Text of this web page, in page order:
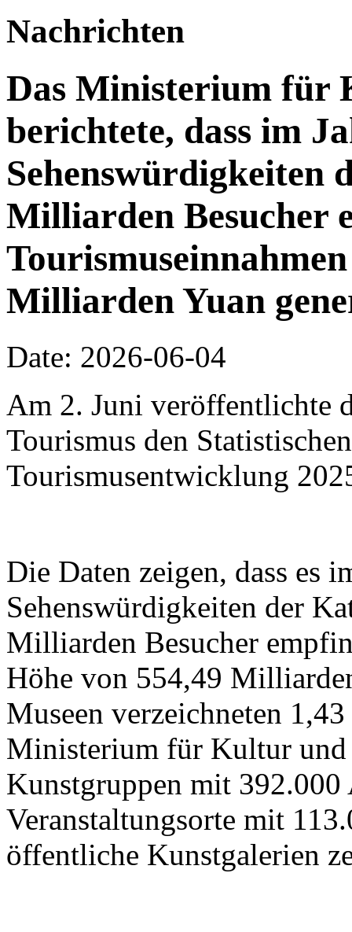
Nachrichten
Das Ministerium für
berichtete, dass im
Sehenswürdigkeiten
Milliarden Besucher
Milliarden Yuan
Date: 2026-06-04
Am 2. Juni veröffentlichte
Tourismus den
Tourismusentwicklung
Die Daten zeigen, dass es
Sehenswürdigkeiten der
Milliarden Besucher
Höhe von 554,49
Museen verzeichneten
Ministerium für Kultur und
Kunstgruppen mit
Veranstaltungsorte mit
öffentliche Kunstgalerien